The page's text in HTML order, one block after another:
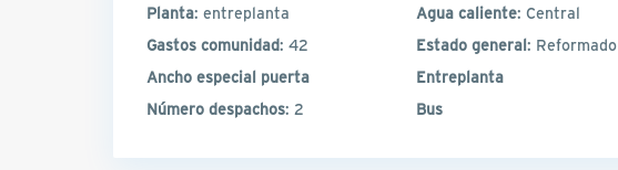
Planta: entreplanta Agua caliente: Central
Gastos comunidad: 42 Estado general: Reformado
Ancho especial puerta
Entreplanta
Número despachos: 2 Bus